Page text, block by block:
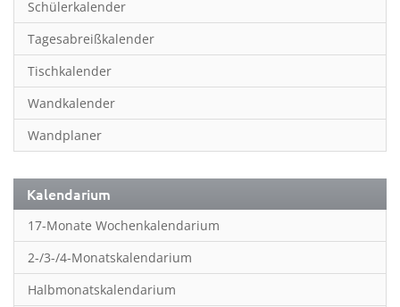
Inpiration & Entspannung
Inspiration & Entspannung
Inspiration & Spiritualität
Kinderkalender
Kunst
Länder & Städte
Landschaft & Natur
Lifestyle
Literatur
Schülerkalender
Tagesabreißkalender
Tischkalender
Wandkalender
Wandplaner
Kalendarium
17-Monate Wochenkalendarium
2-/3-/4-Monatskalendarium
Halbmonatskalendarium